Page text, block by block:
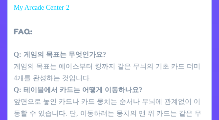
My Arcade Center 2
FAQ:
Q: 게임의 목표는 무엇인가요?
게임의 목표는 에이스부터 킹까지 같은 무늬의 기초 카드 더미
4개를 완성하는 것입니다.
Q: 테이블에서 카드는 어떻게 이동하나요?
앞면으로 놓인 카드나 카드 뭉치는 순서나 무늬에 관계없이 이
동할 수 있습니다. 단, 이동하려는 뭉치의 맨 위 카드는 같은 무